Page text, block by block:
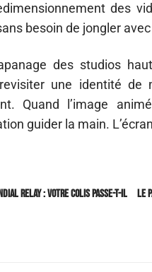
des
besoin de jongler
des studios
une identité de
Quand l’image
guider la main.
Relay : votre colis passe-t-il
Le